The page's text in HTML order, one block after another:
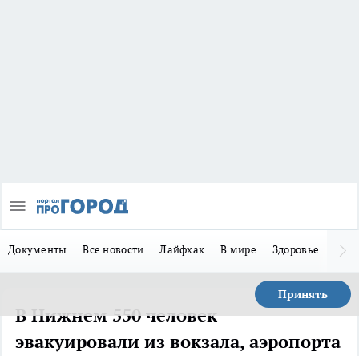
Документы Все новости Лайфхак В мире Здоровье
Принять
В Нижнем 550 человек
эвакуировали из вокзала, аэропорта